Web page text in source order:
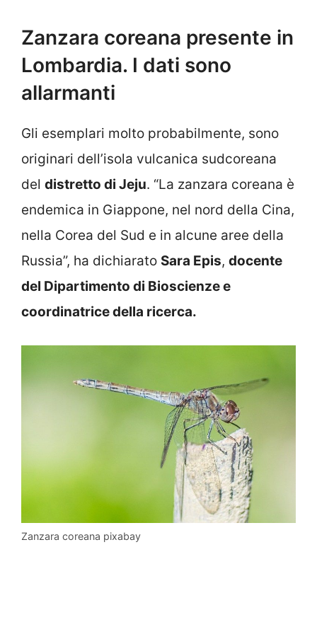
Zanzara coreana presente in
Lombardia. I dati sono
allarmanti
Gli esemplari molto probabilmente, sono
originari dell’isola vulcanica sudcoreana
del distretto di Jeju. “La zanzara coreana è
endemica in Giappone, nel nord della Cina,
nella Corea del Sud e in alcune aree della
Russia”, ha dichiarato Sara Epis, docente
del Dipartimento di Bioscienze e
coordinatrice della ricerca.
Zanzara coreana pixabay